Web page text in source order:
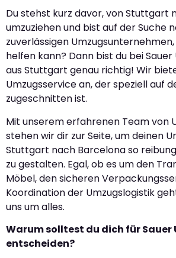
Du stehst kurz davor, von Stuttgart
umzuziehen und bist auf der Suche
zuverlässigen
helfen kann? Dann bist du bei
aus Stuttgart genau richtig! Wir
Umzugsservice an, der speziell auf
zugeschnitten ist.
Mit unserem erfahrenen Team von
stehen wir dir zur Seite, um deinen
Stuttgart nach Barcelona so
zu gestalten. Egal, ob es um den
Möbel, den sicheren
Koordination der Umzugslogistik
uns um alles.
Warum solltest du dich für Sauer
entscheiden?